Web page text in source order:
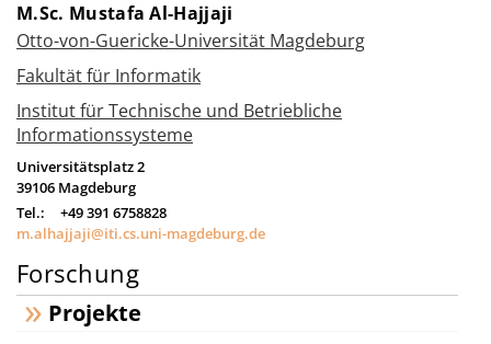
M.Sc. Mustafa Al-Hajjaji
Otto-von-Guericke-Universität Magdeburg
Fakultät für Informatik
Institut für Technische und Betriebliche
Informationssysteme
Universitätsplatz 2
39106 Magdeburg
Tel.:
+49 391 6758828
m.alhajjaji@iti.cs.uni-magdeburg.de
Forschung
Projekte